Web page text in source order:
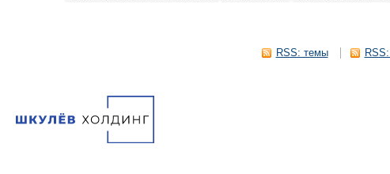
RSS: темы